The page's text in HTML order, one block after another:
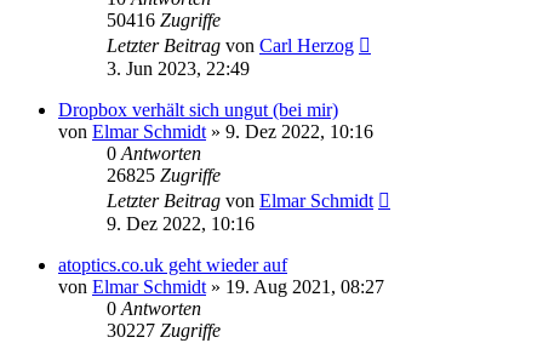
50416 Zugriffe
Letzter Beitrag von Carl Herzog
3. Jun 2023, 22:49
Dropbox verhält sich ungut (bei mir)
von Elmar Schmidt » 9. Dez 2022, 10:16
0 Antworten
26825 Zugriffe
Letzter Beitrag von Elmar Schmidt
9. Dez 2022, 10:16
atoptics.co.uk geht wieder auf
von Elmar Schmidt » 19. Aug 2021, 08:27
0 Antworten
30227 Zugriffe